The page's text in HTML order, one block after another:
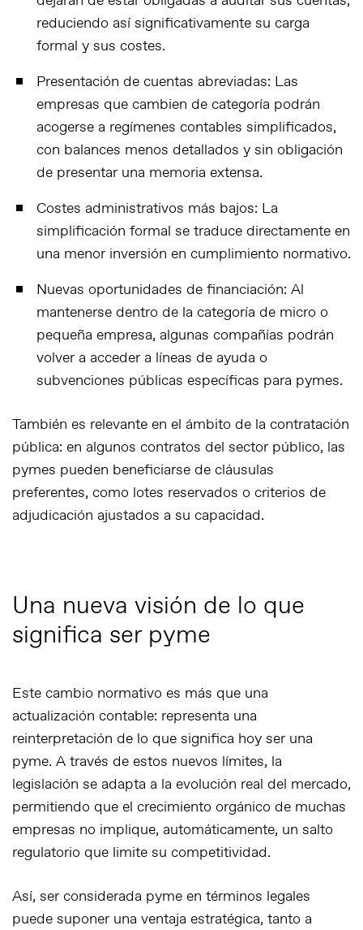
reduciendo así significativamente su carga
formal y sus costes.
Presentación de cuentas abreviadas: Las
empresas que cambien de categoría podrán
acogerse a regímenes contables simplificados,
con balances menos detallados y sin obligación
de presentar una memoria extensa.
Costes administrativos más bajos: La
simplificación formal se traduce directamente en
una menor inversión en cumplimiento normativo.
Nuevas oportunidades de financiación: Al
mantenerse dentro de la categoría de micro o
pequeña empresa, algunas compañías podrán
volver a acceder a líneas de ayuda o
subvenciones públicas específicas para pymes.
También es relevante en el ámbito de la contratación
pública: en algunos contratos del sector público, las
pymes pueden beneficiarse de cláusulas
preferentes, como lotes reservados o criterios de
adjudicación ajustados a su capacidad.
Una nueva visión de lo que
significa ser pyme
Este cambio normativo es más que una
actualización contable: representa una
reinterpretación de lo que significa hoy ser una
pyme. A través de estos nuevos límites, la
legislación se adapta a la evolución real del mercado,
permitiendo que el crecimiento orgánico de muchas
empresas no implique, automáticamente, un salto
regulatorio que limite su competitividad.
Así, ser considerada pyme en términos legales
puede suponer una ventaja estratégica, tanto a